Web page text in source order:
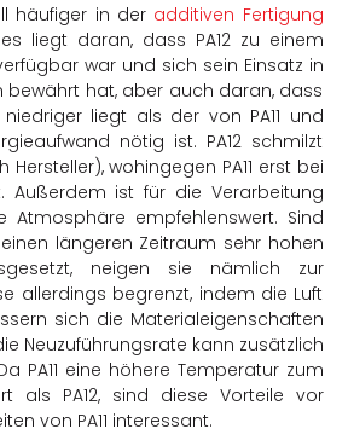
häufiger in der additiven Fertigung
liegt daran, dass PA12 zu einem
war und sich sein Einsatz in
bewährt hat, aber auch daran, dass
liegt als der von PA11 und
nötig ist. PA12 schmilzt
Hersteller), wohingegen PA11 erst bei
Außerdem ist für die Verarbeitung
Atmosphäre empfehlenswert. Sind
einen längeren Zeitraum sehr hohen
neigen sie nämlich zur
allerdings begrenzt, indem die Luft
sich die Materialeigenschaften
Neuzuführungsrate kann zusätzlich
PA11 eine höhere Temperatur zum
als PA12, sind diese Vorteile vor
von PA11 interessant.